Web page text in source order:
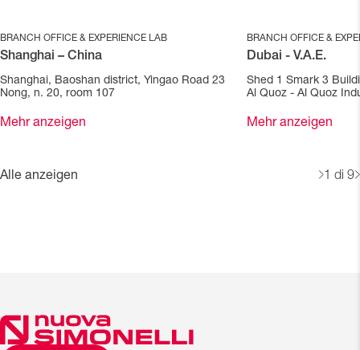
Alle anzeigen 1 di 9
BRANCH OFFICE & EXPERIENCE LAB
Shanghai – China
Shanghai, Baoshan district, Yingao Road 23
Nong, n. 20, room 107
Mehr anzeigen
BRANCH OFFICE &
Dubai - V.A.E.
Shed 1 Smark 3
Al Quoz - Al Quoz
Mehr anzeigen